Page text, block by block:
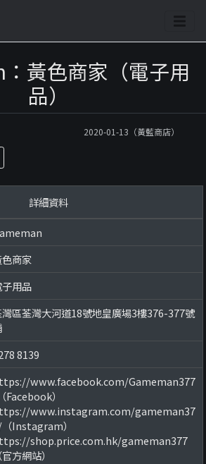
黃色商家（電子用
品）
2020-01-13（黃藍商店）
詳細資料
商家
子用品
區荃灣大河道18號地皇廣場3樓376-377號
8139
www.facebook.com/Gameman377
Facebook）
www.instagram.com/gameman37
Instagram）
shop.price.com.hk/gameman377
（官方網站）